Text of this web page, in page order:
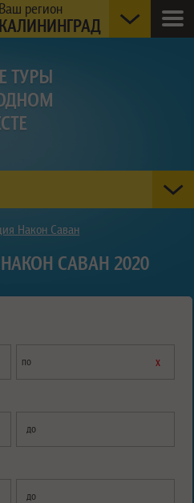
Ваш регион
КАЛИНИНГРАД
Након Саван
САВАН 2020
по х
до
до